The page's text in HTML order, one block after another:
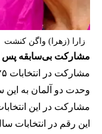
زارا (زهرا) واگن کنشت
مشارکت بی‌سابقه پس
وحدت دو آلمان به این
این رقم در انتخابات سال ۲۰۲۱ میلادی ۷۶/۴ درصد